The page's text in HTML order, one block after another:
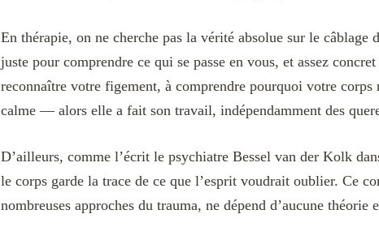
En thérapie, on ne cherche pas la vérité absolue sur le câblage
juste pour comprendre ce qui se passe en vous, et assez
reconnaître votre figement, à comprendre pourquoi votre corps
calme — alors elle a fait son travail, indépendamment des
D’ailleurs, comme l’écrit le psychiatre Bessel van der Kolk
le corps garde la trace de ce que l’esprit voudrait oublier. Ce
nombreuses approches du trauma, ne dépend d’aucune théorie